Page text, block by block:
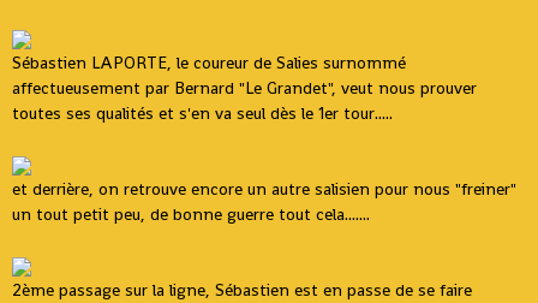
Sébastien LAPORTE, le coureur de Salies surnommé
affectueusement par Bernard "Le Grandet", veut nous prouver
toutes ses qualités et s'en va seul dès le 1er tour.....
et derrière, on retrouve encore un autre salisien pour nous "freiner"
un tout petit peu, de bonne guerre tout cela.......
2ème passage sur la ligne, Sébastien est en passe de se faire